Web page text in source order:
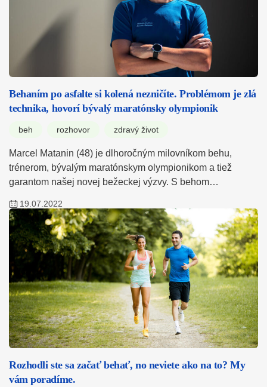
Behaním po asfalte si kolená nezničíte. Problémom je zlá
technika, hovorí bývalý maratónsky olympionik
beh rozhovor zdravý život
Marcel Matanin (48) je dlhoročným milovníkom behu,
trénerom, bývalým maratónskym olympionikom a tiež
garantom našej novej bežeckej výzvy. S behom…
19.07.2022
Rozhodli ste sa začať behať, no neviete ako na to? My
vám poradíme.